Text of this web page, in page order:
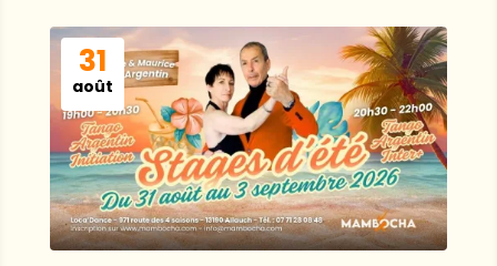
31
août